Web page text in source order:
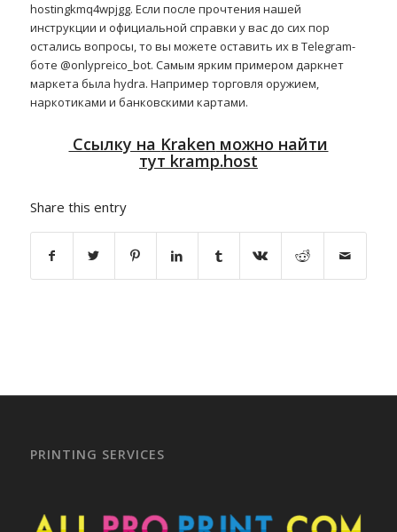
hostingkmq4wpjgg. Если после прочтения нашей
инструкции и официальной справки у вас до сих пор
остались вопросы, то вы можете оставить их в Telegram-
боте @onlypreico_bot. Самым ярким примером даркнет
маркета была hydra. Например торговля оружием,
наркотиками и банковскими картами.
Ссылку на Kraken можно найти
тут kramp.host
Share this entry
PRINTING SERVICES